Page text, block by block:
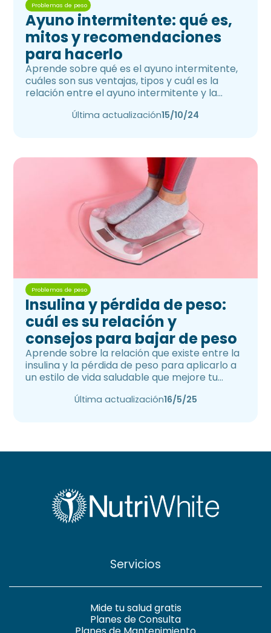
Problemas de peso
Ayuno intermitente: qué es,
mitos y recomendaciones
para hacerlo
Aprende sobre qué es el ayuno intermitente,
cuáles son sus ventajas, tipos y cuál es la
relación entre el ayuno intermitente y la
Última actualización15/10/24
Problemas de peso
Insulina y pérdida de peso:
cuál es su relación y
consejos para bajar de peso
Aprende sobre la relación que existe entre la
insulina y la pérdida de peso para aplicarlo a
un estilo de vida saludable que mejore tu
Última actualización16/5/25
Servicios
Mide tu salud gratis
Planes de Consulta